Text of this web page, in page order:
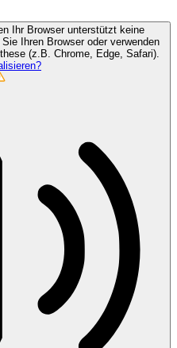
Ihr Browser unterstützt keine
Ihren Browser oder verwenden
(z.B. Chrome, Edge, Safari).